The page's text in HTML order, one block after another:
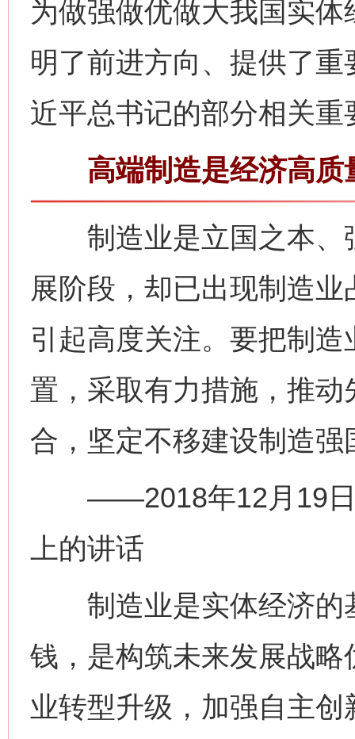
为做强做优做大我国实
明了前进方向、提供了
近平总书记的部分相关
高端制造是经济高质
制造业是立国之本、
展阶段，却已出现制造
引起高度关注。要把制
置，采取有力措施，推
合，坚定不移建设制造强
——2018年12月19日
上的讲话
制造业是实体经济的
钱，是构筑未来发展战
业转型升级，加强自主